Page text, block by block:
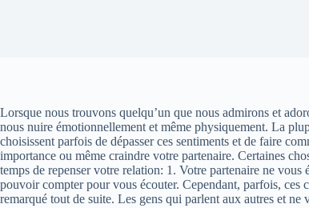
Lorsque nous trouvons quelqu’un que nous admirons et
nous nuire émotionnellement et même physiquement. La
choisissent parfois de dépasser ces sentiments et de faire
importance ou même craindre votre partenaire. Certaines
temps de repenser votre relation: 1. Votre partenaire ne
pouvoir compter pour vous écouter. Cependant, parfois, ces
remarqué tout de suite. Les gens qui parlent aux autres et